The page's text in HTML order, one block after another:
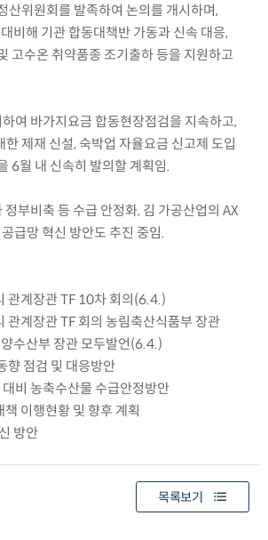
산위원회를 발족하여 논의를 개시하며,
비해 기관 합동대책반 가동과 신속 대응,
고수온 취약품종 조기출하 등을 지원하고
여 바가지요금 합동현장점검을 지속하고,
한 제재 신설, 숙박업 자율요금 신고제 도입
6월 내 신속히 발의할 계획임.
부비축 등 수급 안정화, 김 가공산업의 AX
급망 혁신 방안도 추진 중임.
관계장관 TF 10차 회의(6.4.)
관계장관 TF 회의 농림축산식품부 장관
수산부 장관 모두발언(6.4.)
향 점검 및 대응방안
비 농축수산물 수급안정방안
이행현황 및 향후 계획
방안
목록보기